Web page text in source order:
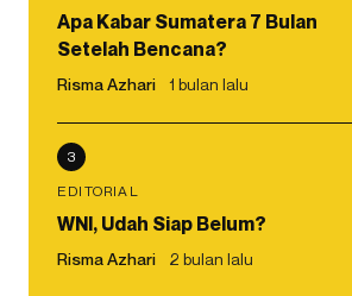
Apa Kabar Sumatera 7 Bulan
Setelah Bencana?
Risma Azhari 1 bulan lalu
3
EDITORIAL
WNI, Udah Siap Belum?
Risma Azhari 2 bulan lalu